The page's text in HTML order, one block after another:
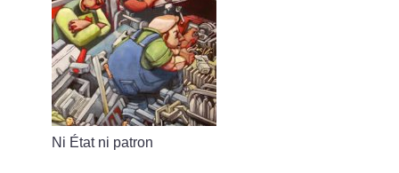
Ni État ni patron